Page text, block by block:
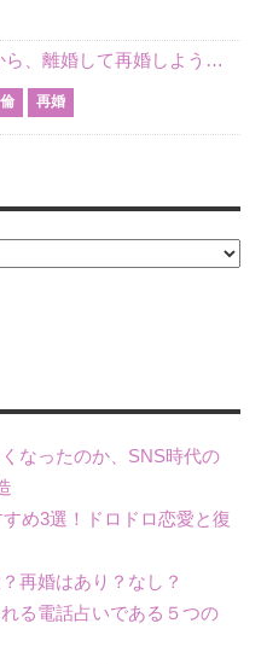
W不倫です。最近、彼のほうから、離婚して再婚しよう、と言ってきました。ハッキリいうと、そこまでは考えていませんでした。彼を好きな気持ちはあるし、彼なしの生活は考えられません。だけど、離婚して再婚すると
再婚
なったのか、SNS時代の
め3選！ドロドロ恋愛と復
再婚はあり？なし？
る電話占いである５つの